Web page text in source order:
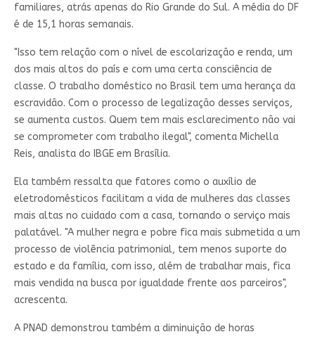
familiares, atrás apenas do Rio Grande do Sul. A média do DF
é de 15,1 horas semanais.
"Isso tem relação com o nível de escolarização e renda, um
dos mais altos do país e com uma certa consciência de
classe. O trabalho doméstico no Brasil tem uma herança da
escravidão. Com o processo de legalização desses serviços,
se aumenta custos. Quem tem mais esclarecimento não vai
se comprometer com trabalho ilegal", comenta Michella
Reis, analista do IBGE em Brasília.
Ela também ressalta que fatores como o auxílio de
eletrodomésticos facilitam a vida de mulheres das classes
mais altas no cuidado com a casa, tornando o serviço mais
palatável. "A mulher negra e pobre fica mais submetida a um
processo de violência patrimonial, tem menos suporte do
estado e da família, com isso, além de trabalhar mais, fica
mais vendida na busca por igualdade frente aos parceiros",
acrescenta.
A PNAD demonstrou também a diminuição de horas